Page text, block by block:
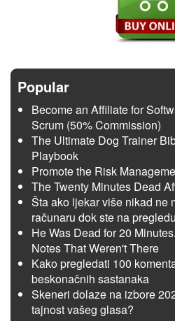
Popular
Become an Affiliate for
Scrum (50% Commission)
The Ultimate Dog Trainer
Playbook
Promote the Risk
The Twenty Minutes Dead
Šta ako ljekar više nikad ne
računaru dok ste na
He Was Dead for 20
Notes That Weren't There
Kako pregledati 100
beskonačnih sastanaka
Skeneri dolaze na izbore
tajnost vašeg glasa?